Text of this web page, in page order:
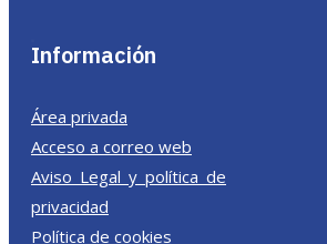
Información
Área privada
Acceso a correo web
Aviso Legal y política de
privacidad
Política de cookies